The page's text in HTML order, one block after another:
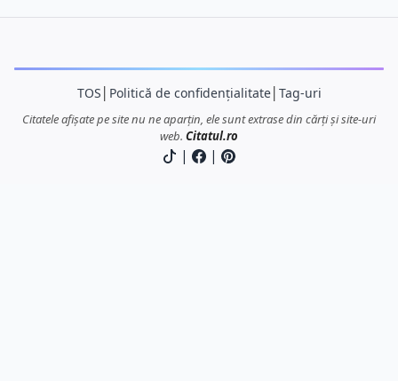
TOS Politică de confidențialitate│ Tag-uri
Citatele afișate pe site nu ne aparțin, ele sunt extrase din cărți și site-uri
web. Citatul.ro
| |